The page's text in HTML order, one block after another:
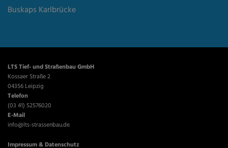
Buskaps Karlbrücke
LTS Tief- und Straßenbau GmbH
Kossaer Straße 2
04356 Leipzig
Telefon
(03 41) 52576020
E-Mail
info@lts-strassenbau.de
Impressum&Datenschutz